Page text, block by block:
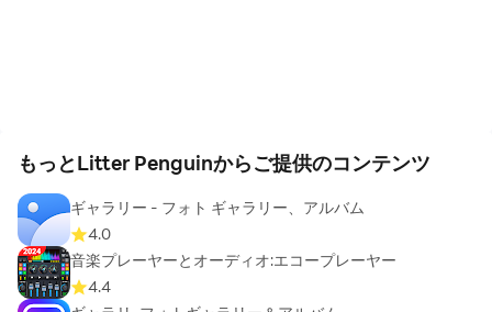
もっとLitter Penguinからご提供のコンテンツ
ギャラリー - フォト ギャラリー、アルバム
4.0
音楽プレーヤーとオーディオ:エコープレーヤー
4.4